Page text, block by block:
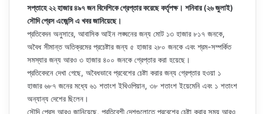
সপ্তাহে ২২ হাজার ৪৯৭ জন বিদেশিকে গ্রেপ্তার করেছে কর্তৃপক্ষ। শনিবার (২৬ জুলাই)
সৌদি প্রেস এজেন্সি এ খবর জানিয়েছে।
প্রতিবেদন অনুসারে, আবাসিক আইন লঙ্ঘনের জন্য মোট ১৩ হাজার ৮১৭ জনকে,
অবৈধ সীমান্ত অতিক্রমের প্রচেষ্টার জন্য ৫ হাজার ২৮০ জনকে এবং শ্রম-সম্পর্কিত
সমস্যার জন্য আরও ৩ হাজার ৪০০ জনকে গ্রেপ্তার করা হয়েছে।
প্রতিবেদনে দেখা গেছে, অবৈধভাবে প্রবেশের চেষ্টা করার জন্য গ্রেপ্তার হওয়া ১
হাজার ৬৮৭ জনের মধ্যে ৬১ শতাংশ ইথিওপিয়ান, ৩৮ শতাংশ ইয়েমেনি এবং ১ শতাংশ
অন্যান্য দেশের ছিলেন।
সৌদি প্রেস আরও জানিয়েছে, প্রতিবেশী দেশগুলোতে প্রবেশের চেষ্টা করার সময় আরও